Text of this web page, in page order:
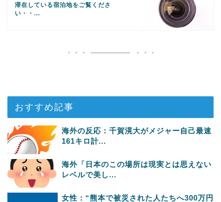
滞在している宿泊地をご覧くださ
い・・...
おすすめ記事
海外の反応：千賀滉大がメジャー自己最速
161キロ計...
海外「日本のこの場所は現実とは思えない
レベルで美し...
女性：“熊本で被災された人たちへ300万円